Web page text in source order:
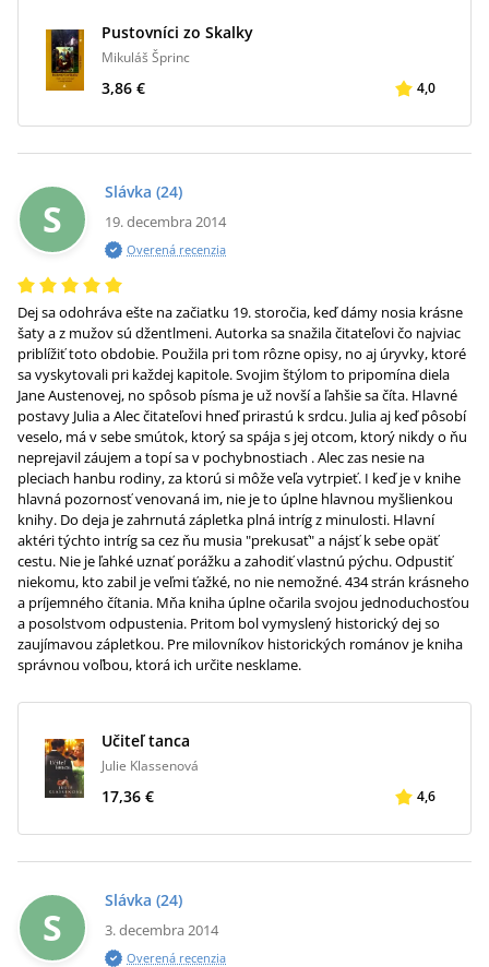
Pustovníci zo Skalky
Mikuláš Šprinc
3,86 € 4,0
Učiteľ tanca
Julie Klassenová
17,36 € 4,6
S
Slávka (24)
19. decembra 2014
Overená recenzia
Dej sa odohráva ešte na začiatku 19. storočia, keď dámy nosia krásne
šaty a z mužov sú džentlmeni. Autorka sa snažila čitateľovi čo najviac
priblížiť toto obdobie. Použila pri tom rôzne opisy, no aj úryvky, ktoré
sa vyskytovali pri každej kapitole. Svojim štýlom to pripomína diela
Jane Austenovej, no spôsob písma je už novší a ľahšie sa číta. Hlavné
postavy Julia a Alec čitateľovi hneď prirastú k srdcu. Julia aj keď pôsobí
veselo, má v sebe smútok, ktorý sa spája s jej otcom, ktorý nikdy o ňu
neprejavil záujem a topí sa v pochybnostiach . Alec zas nesie na
pleciach hanbu rodiny, za ktorú si môže veľa vytrpieť. I keď je v knihe
hlavná pozornosť venovaná im, nie je to úplne hlavnou myšlienkou
knihy. Do deja je zahrnutá zápletka plná intríg z minulosti. Hlavní
aktéri týchto intríg sa cez ňu musia "prekusať" a nájsť k sebe opäť
cestu. Nie je ľahké uznať porážku a zahodiť vlastnú pýchu. Odpustiť
niekomu, kto zabil je veľmi ťažké, no nie nemožné. 434 strán krásneho
a príjemného čítania. Mňa kniha úplne očarila svojou jednoduchosťou
a posolstvom odpustenia. Pritom bol vymyslený historický dej so
zaujímavou zápletkou. Pre milovníkov historických románov je kniha
správnou voľbou, ktorá ich určite nesklame.
S
Slávka (24)
3. decembra 2014
Overená recenzia